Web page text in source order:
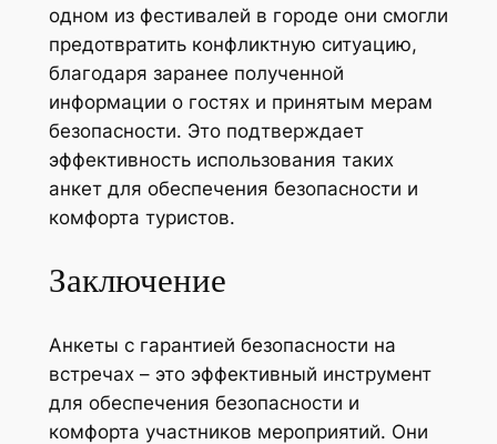
одном из фестивалей в городе они смогли
предотвратить конфликтную ситуацию,
благодаря заранее полученной
информации о гостях и принятым мерам
безопасности. Это подтверждает
эффективность использования таких
анкет для обеспечения безопасности и
комфорта туристов.
Заключение
Анкеты с гарантией безопасности на
встречах – это эффективный инструмент
для обеспечения безопасности и
комфорта участников мероприятий. Они